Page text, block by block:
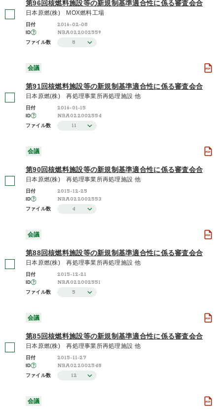
第96回核燃料施設等の新規制基準適合性に係る審査会合
日本原燃(株) MOX燃料工場
日付 2016-02-08
ID NRA022002559
ファイル数 8
会議
第91回核燃料施設等の新規制基準適合性に係る審査会合
日本原燃(株) 再処理事業所再処理施設 他
日付 2016-01-15
ID NRA022002554
ファイル数 11
会議
第90回核燃料施設等の新規制基準適合性に係る審査会合
日本原燃(株) 再処理事業所再処理施設 他
日付 2015-12-25
ID NRA022002553
ファイル数 4
会議
第88回核燃料施設等の新規制基準適合性に係る審査会合
日本原燃(株) 再処理事業所再処理施設 他
日付 2015-12-21
ID NRA022002551
ファイル数 5
会議
第85回核燃料施設等の新規制基準適合性に係る審査会合
日本原燃(株) 再処理事業所再処理施設 他
日付 2015-11-27
ID NRA022002548
ファイル数 12
会議